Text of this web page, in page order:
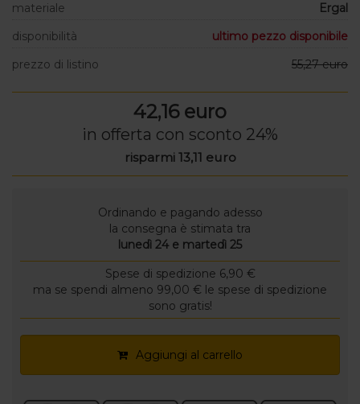
materiale
Ergal
disponibilità
ultimo pezzo disponibile
prezzo di listino
55,27 euro
42,16 euro
in offerta con sconto 24%
risparmi 13,11 euro
Ordinando e pagando adesso
la consegna è stimata tra
lunedì 24 e martedì 25
Spese di spedizione 6,90 €
ma se spendi almeno 99,00 € le spese di spedizione
sono gratis!
Aggiungi al carrello